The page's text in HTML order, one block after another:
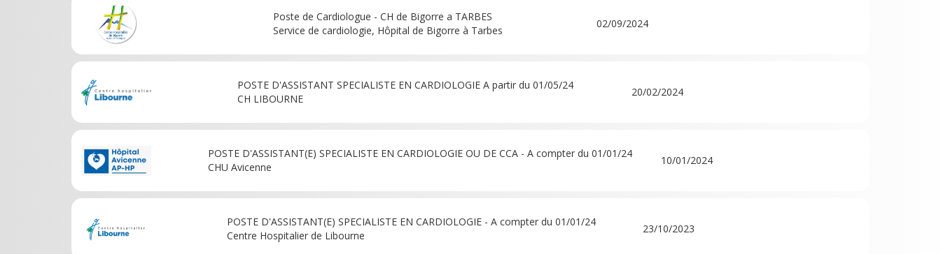
Poste de Cardiologue - CH de Bigorre a TARBES
Service de cardiologie, Hôpital de Bigorre à Tarbes
02/09/2024
POSTE D'ASSISTANT SPECIALISTE EN CARDIOLOGIE A partir du 01/05/24
CH LIBOURNE
20/02/2024
POSTE D'ASSISTANT(E) SPECIALISTE EN CARDIOLOGIE OU DE CCA - A compter du 01/01/24
CHU Avicenne
10/01/2024
POSTE D'ASSISTANT(E) SPECIALISTE EN CARDIOLOGIE - A compter du 01/01/24
Centre Hospitalier de Libourne
23/10/2023